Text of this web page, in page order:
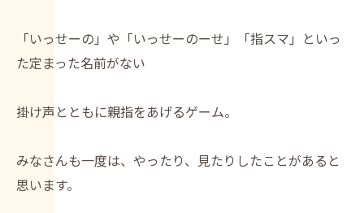
「いっせーの」や「いっせーのーせ」「指スマ」といっ
た定まった名前がない
掛け声とともに親指をあげるゲーム。
みなさんも一度は、やったり、見たりしたことがあると
思います。